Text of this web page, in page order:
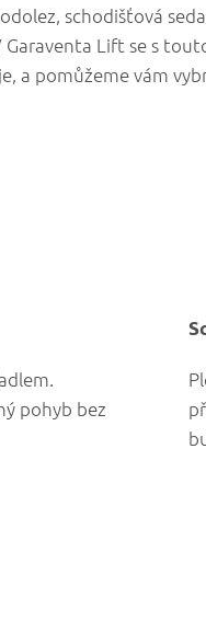
schodišťová
Garaventa Lift se s
a pomůžeme vám
pohyb bez